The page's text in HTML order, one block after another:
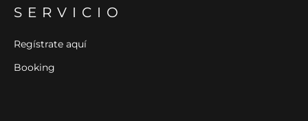
SERVICIO
Regístrate aquí
Booking